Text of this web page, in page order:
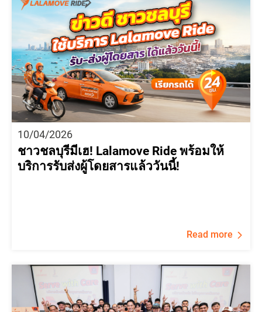
10/04/2026
ชาวชลบุรีมีเฮ! Lalamove Ride พร้อมให้
บริการรับส่งผู้โดยสารแล้ววันนี้!
Read more